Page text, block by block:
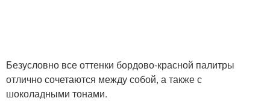
Безусловно все оттенки бордово-красной палитры
отлично сочетаются между собой, а также с
шоколадными тонами.